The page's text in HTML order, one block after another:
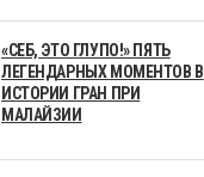
«СЕБ, ЭТО ГЛУПО!» ПЯТЬ
ЛЕГЕНДАРНЫХ МОМЕНТОВ В
ИСТОРИИ ГРАН ПРИ
МАЛАЙЗИИ